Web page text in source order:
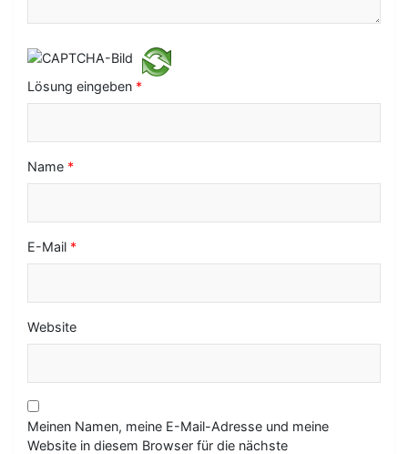
o
n
Lösung eingeben *
Name *
E-Mail *
Website
Meinen Namen, meine E-Mail-Adresse und meine
Website in diesem Browser für die nächste